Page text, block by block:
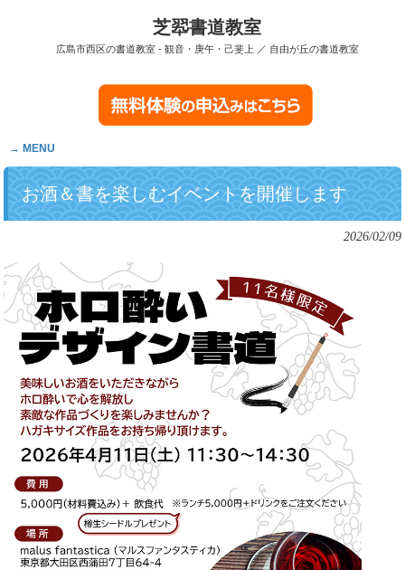
芝翆書道教室
広島市西区の書道教室 - 観音・庚午・己斐上 ／ 自由が丘の書道教室
MENU
お酒＆書を楽しむイベントを開催します
2026/02/09